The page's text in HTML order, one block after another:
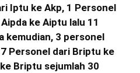
Iptu ke Akp, 1 Personel
ke Aiptu lalu 11
kemudian, 3 personel
Personel dari Briptu ke
Briptu sejumlah 30